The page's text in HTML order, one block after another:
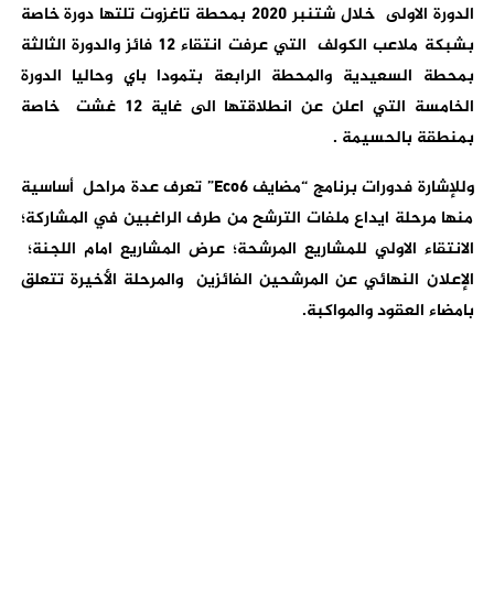
الدورة الاولى خلال شتنبر 2020 بمحطة تاغزوت تلتها دورة خاصة
بشبكة ملاعب الكولف التي عرفت انتقاء 12 فائز والدورة الثالثة
بمحطة السعيدية والمحطة الرابعة بتمودا باي وحاليا الدورة
الخامسة التي اعلن عن انطلاقتها الى غاية 12 غشت خاصة
بمنطقة بالحسيمة .
وللإشارة فدورات برنامج “مضايفEco6” تعرف عدة مراحل أساسية
منها مرحلة ايداع ملفات الترشح من طرف الراغبين في المشاركة؛
الانتقاء الاولي للمشاريع المرشحة؛ عرض المشاريع امام اللجنة؛
الإعلان النهائي عن المرشحين الفائزين والمرحلة الأخيرة تتعلق
بامضاء العقود والمواكبة.